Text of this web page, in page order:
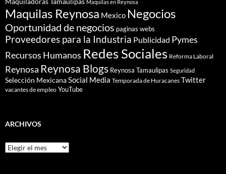
Maquilas en Reynosa
Maquilas Reynosa Mexico Negocios
Oportunidad de negocios paginas webs
Proveedores para la Industria Publicidad Pymes
Recursos Humanos Redes Sociales Reforma Laboral
Reynosa Reynosa Blogs Reynosa Tamaulipas Seguridad
Selección MexicanaSocial Media Temporada de Huracanes Twitter
vacantes de empleo YouTube
ARCHIVOS
Archivos